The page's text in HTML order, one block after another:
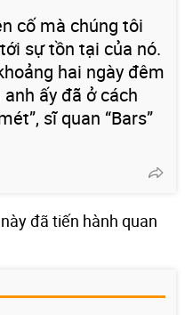
cố mà chúng tôi
sự tồn tại của nó.
hai ngày đêm
ấy đã ở cách
sĩ quan “Bars”
đã tiến hành quan